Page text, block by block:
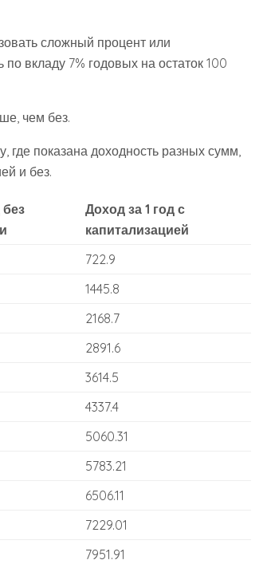
сложный процент или
вкладу 7% годовых на остаток 100
чем без.
показана доходность разных сумм,
и без.
без
Доход за 1 год с
капитализацией
722.9
1445.8
2168.7
2891.6
3614.5
4337.4
5060.31
5783.21
6506.11
7229.01
7951.91